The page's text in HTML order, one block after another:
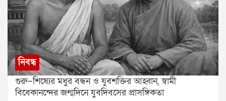
নিবন্ধ
গুরু–শিষ্যের মধুর বন্ধন ও যুবশক্তির আহ্বান, স্বামী
বিবেকানন্দের জন্মদিনে যুবদিবসের প্রাসঙ্গিকতা